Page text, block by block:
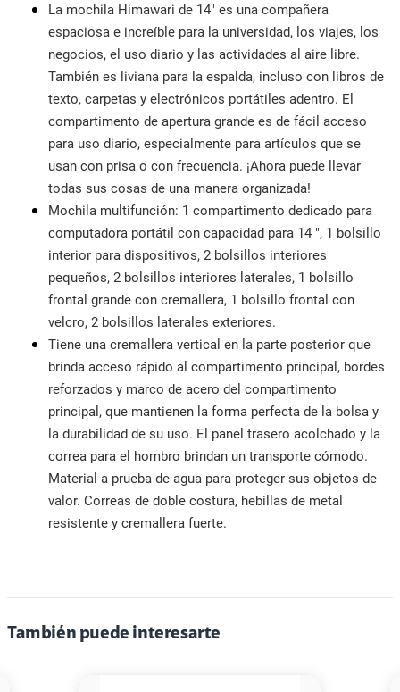
La mochila Himawari de 14" es una compañera
espaciosa e increíble para la universidad, los viajes, los
negocios, el uso diario y las actividades al aire libre.
También es liviana para la espalda, incluso con libros de
texto, carpetas y electrónicos portátiles adentro. El
compartimento de apertura grande es de fácil acceso
para uso diario, especialmente para artículos que se
usan con prisa o con frecuencia. ¡Ahora puede llevar
todas sus cosas de una manera organizada!
Mochila multifunción: 1 compartimento dedicado para
computadora portátil con capacidad para 14 ", 1 bolsillo
interior para dispositivos, 2 bolsillos interiores
pequeños, 2 bolsillos interiores laterales, 1 bolsillo
frontal grande con cremallera, 1 bolsillo frontal con
velcro, 2 bolsillos laterales exteriores.
Tiene una cremallera vertical en la parte posterior que
brinda acceso rápido al compartimento principal, bordes
reforzados y marco de acero del compartimento
principal, que mantienen la forma perfecta de la bolsa y
la durabilidad de su uso. El panel trasero acolchado y la
correa para el hombro brindan un transporte cómodo.
Material a prueba de agua para proteger sus objetos de
valor. Correas de doble costura, hebillas de metal
resistente y cremallera fuerte.
También puede interesarte